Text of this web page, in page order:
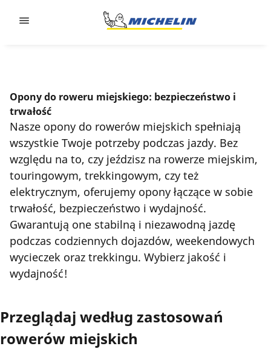
Opony do roweru miejskiego: bezpieczeństwo i
trwałość
Nasze opony do rowerów miejskich spełniają
wszystkie Twoje potrzeby podczas jazdy. Bez
względu na to, czy jeździsz na rowerze miejskim,
touringowym, trekkingowym, czy też
elektrycznym, oferujemy opony łączące w sobie
trwałość, bezpieczeństwo i wydajność.
Gwarantują one stabilną i niezawodną jazdę
podczas codziennych dojazdów, weekendowych
wycieczek oraz trekkingu. Wybierz jakość i
wydajność!
Przeglądaj według zastosowań
rowerów miejskich